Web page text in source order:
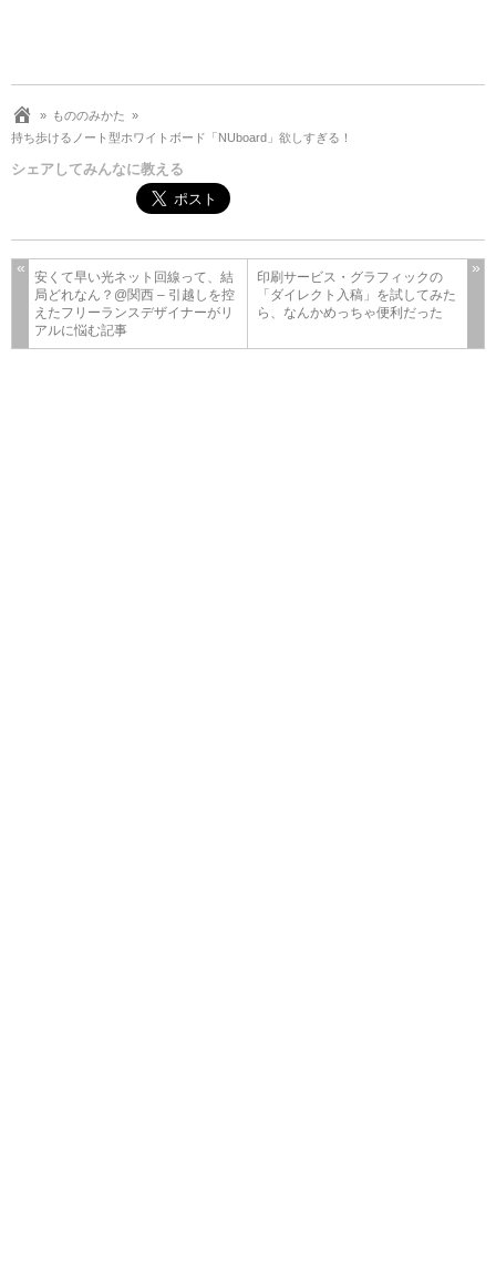
もののみかた
持ち歩けるノート型ホワイトボード「NUboard」欲しすぎる！
シェアしてみんなに教える
安くて早い光ネット回線って、結
局どれなん？@関西 – 引越しを控
えたフリーランスデザイナーがリ
アルに悩む記事
印刷サービス・グラフィックの
「ダイレクト入稿」を試してみた
ら、なんかめっちゃ便利だった